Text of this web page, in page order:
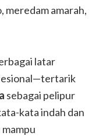
meredam amarah,
latar
sebagai pelipur
kata indah dan